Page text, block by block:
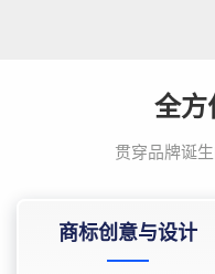
全方
贯穿品牌诞
商标创意与设计